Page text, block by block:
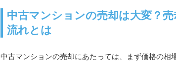
中古マンションの売却は大変？
流れとは
中古マンションの売却にあたっては、まず価格の相